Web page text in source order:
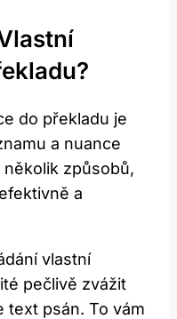
do překladu je
a nuance
způsobů,
a
vlastní
pečlivě zvážit
text psán. To vám